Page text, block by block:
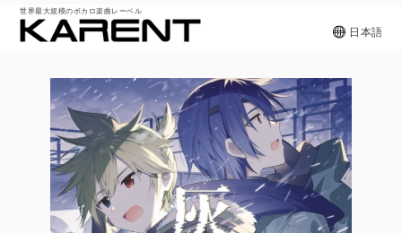
世界最大規模のボカロ楽曲レーベル
日本語